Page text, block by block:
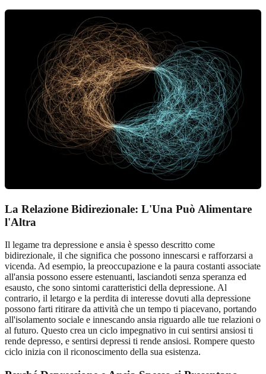
La Relazione Bidirezionale: L'Una Può Alimentare
l'Altra
Il legame tra depressione e ansia è spesso descritto come
bidirezionale, il che significa che possono innescarsi e rafforzarsi a
vicenda. Ad esempio, la preoccupazione e la paura costanti associate
all'ansia possono essere estenuanti, lasciandoti senza speranza ed
esausto, che sono sintomi caratteristici della depressione. Al
contrario, il letargo e la perdita di interesse dovuti alla depressione
possono farti ritirare da attività che un tempo ti piacevano, portando
all'isolamento sociale e innescando ansia riguardo alle tue relazioni o
al futuro. Questo crea un ciclo impegnativo in cui sentirsi ansiosi ti
rende depresso, e sentirsi depressi ti rende ansiosi. Rompere questo
ciclo inizia con il riconoscimento della sua esistenza.